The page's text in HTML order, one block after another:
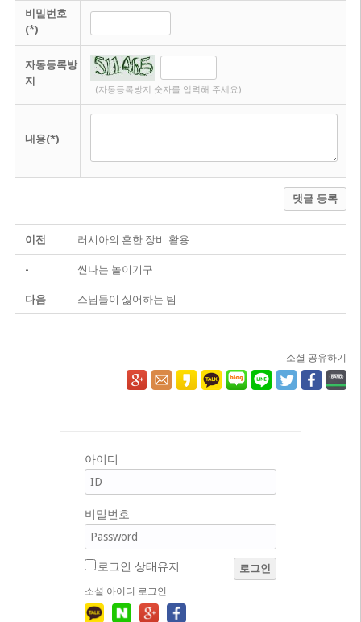
비밀번호
(*)
자동등록방
지
(자동등록방지 숫자를 입력해 주세요)
내용(*)
댓글 등록
이전 러시아의 흔한 장비 활용
- 씬나는 놀이기구
다음 스님들이 싫어하는 팀
소셜 공유하기
아이디
비밀번호
로그인 상태유지 로그인
소셜 아이디 로그인